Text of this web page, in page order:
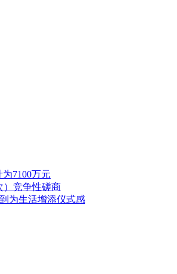
7100万元
）竞争性磋商
为生活增添仪式感